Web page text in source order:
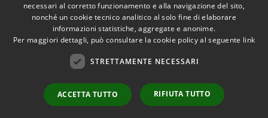
Mappa del sito
Copyright © 2026 • Comune di
Silvi • Powered by
redazione
necessari al corretto funzionamento e alla navigazione del sito,
nonché un cookie tecnico analitico al solo fine di elaborare
informazioni statistiche, aggregate e anonime.
Per maggiori dettagli, può consultare la cookie policy al seguente link
STRETTAMENTE NECESSARI
ACCETTA TUTTO RIFIUTA TUTTO